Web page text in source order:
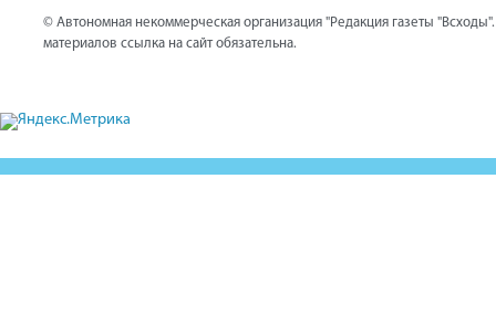
© Автономная некоммерческая организация "Редакция газеты
материалов ссылка на сайт обязательна.